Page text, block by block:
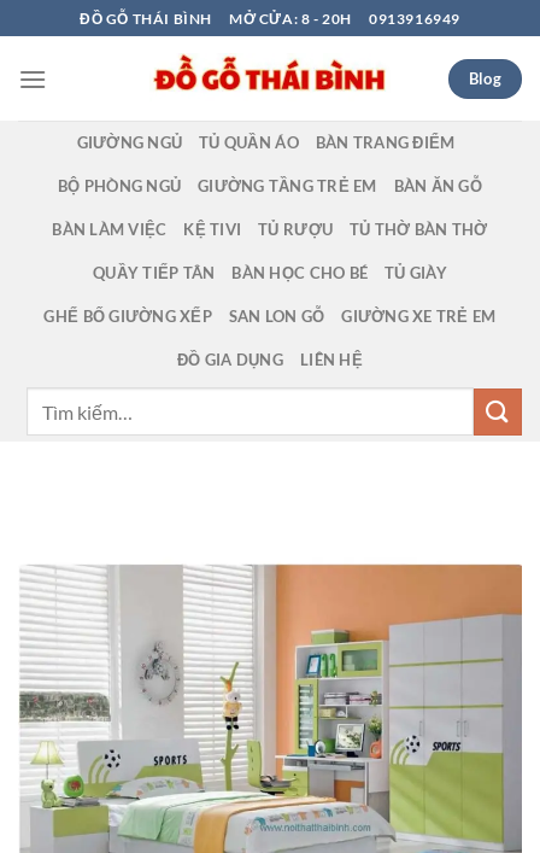
qua
nội
ĐỒ GỖ THÁI BÌNH MỞ CỬA: 8 - 20H 0913916949
Blog
GIƯỜNG NGỦ TỦ QUẦN ÁO BÀN TRANG ĐIỂM
BỘ PHÒNG NGỦ GIƯỜNG TẦNG TRẺ EM BÀN ĂN GỖ
BÀN LÀM VIỆC KỆ TIVI TỦ RƯỢU TỦ THỜ BÀN THỜ
QUẦY TIẾP TÂN BÀN HỌC CHO BÉ TỦ GIÀY
GHẾ BỐ GIƯỜNG XẾP SAN LON GỖ GIƯỜNG XE TRẺ EM
ĐỒ GIA DỤNG LIÊN HỆ